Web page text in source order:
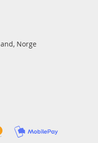
Norge